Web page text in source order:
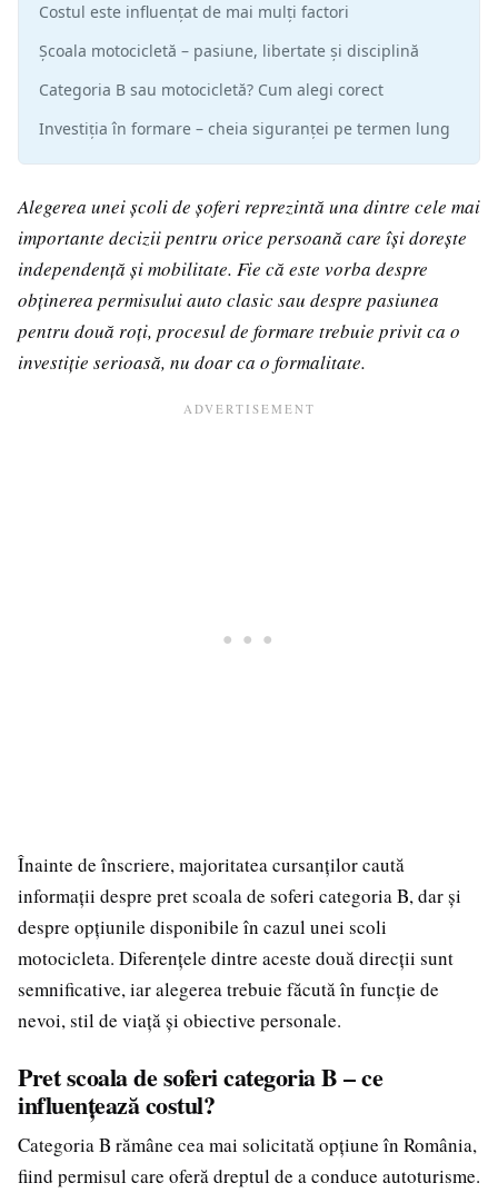
Alegerea unei școli de șoferi reprezintă una dintre cele mai
importante decizii pentru orice persoană care își dorește
independență și mobilitate. Fie că este vorba despre
obținerea permisului auto clasic sau despre pasiunea
pentru două roți, procesul de formare trebuie privit ca o
investiție serioasă, nu doar ca o formalitate.
Înainte de înscriere, majoritatea cursanților caută
informații despre pret scoala de soferi categoria B, dar și
despre opțiunile disponibile în cazul unei scoli
motocicleta. Diferențele dintre aceste două direcții sunt
semnificative, iar alegerea trebuie făcută în funcție de
nevoi, stil de viață și obiective personale.
Pret scoala de soferi categoria B – ce
influențează costul?
Categoria B rămâne cea mai solicitată opțiune în România,
fiind permisul care oferă dreptul de a conduce autoturisme.
Costul este influențat de mai mulți factori
Școala motocicletă – pasiune, libertate și disciplină
Categoria B sau motocicletă? Cum alegi corect
Investiția în formare – cheia siguranței pe termen lung